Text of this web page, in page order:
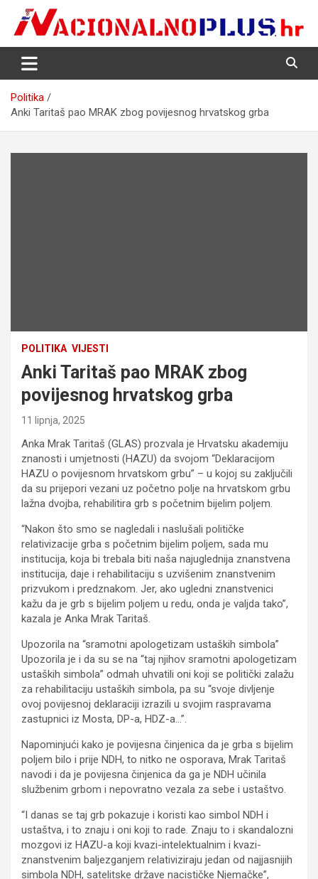
content
NacionalnoPlus.hr
Nacija želi znati više
Politika
Anki Taritaš pao MRAK zbog povijesnog hrvatskog grba
POLITIKA VIJESTI
Anki Taritaš pao MRAK zbog
povijesnog hrvatskog grba
11 lipnja, 2025
Anka Mrak Taritaš (GLAS) prozvala je Hrvatsku akademiju
znanosti i umjetnosti (HAZU) da svojom “Deklaracijom
HAZU o povijesnom hrvatskom grbu” – u kojoj su zaključili
da su prijepori vezani uz početno polje na hrvatskom grbu
lažna dvojba, rehabilitira grb s početnim bijelim poljem.
“Nakon što smo se nagledali i naslušali političke
relativizacije grba s početnim bijelim poljem, sada mu
institucija, koja bi trebala biti naša najuglednija znanstvena
institucija, daje i rehabilitaciju s uzvišenim znanstvenim
prizvukom i predznakom. Jer, ako ugledni znanstvenici
kažu da je grb s bijelim poljem u redu, onda je valjda tako”,
kazala je Anka Mrak Taritaš.
Upozorila na “sramotni apologetizam ustaških simbola”
Upozorila je i da su se na “taj njihov sramotni apologetizam
ustaških simbola” odmah uhvatili oni koji se politički zalažu
za rehabilitaciju ustaških simbola, pa su “svoje divljenje
ovoj povijesnoj deklaraciji izrazili u svojim raspravama
zastupnici iz Mosta, DP-a, HDZ-a…”.
Napominjući kako je povijesna činjenica da je grba s bijelim
poljem bilo i prije NDH, to nitko ne osporava, Mrak Taritaš
navodi i da je povijesna činjenica da ga je NDH učinila
službenim grbom i nepovratno vezala za sebe i ustaštvo.
“I danas se taj grb pokazuje i koristi kao simbol NDH i
ustaštva, i to znaju i oni koji to rade. Znaju to i skandalozni
mozgovi iz HAZU-a koji kvazi-intelektualnim i kvazi-
znanstvenim baljezganjem relativiziraju jedan od najjasnijih
simbola NDH, satelitske države nacističke Njemačke”,